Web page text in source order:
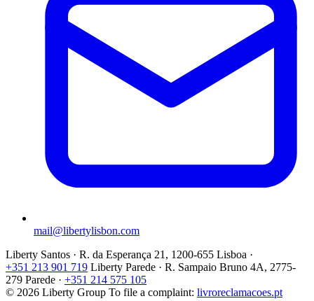
mail@libertylisbon.com
Liberty Santos · R. da Esperança 21, 1200-655 Lisboa ·
+351 213 901 719 Liberty Parede · R. Sampaio Bruno 4A, 2775-
279 Parede · +351 214 575 105
© 2026 Liberty Group To file a complaint: livroreclamacoes.pt